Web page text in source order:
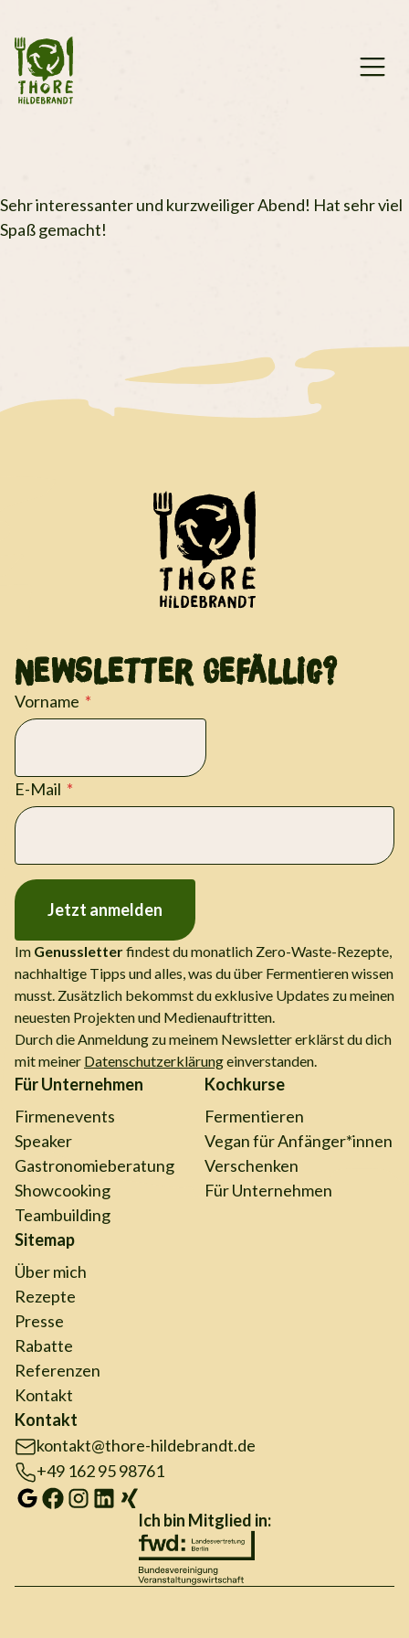
Inhalt
springen
Sehr interessanter und kurzweiliger Abend! Hat sehr viel
Spaß gemacht!
Newsletter Gefällig?
Vorname
E-Mail
Jetzt anmelden
Im Genussletterfindest du monatlich Zero-Waste-Rezepte,
nachhaltige Tipps und alles, was du über Fermentieren wissen
musst. Zusätzlich bekommst du exklusive Updates zu meinen
neuesten Projekten und Medienauftritten.
Durch die Anmeldung zu meinem Newsletter erklärst du dich
mit meiner Datenschutzerklärungeinverstanden.
Für Unternehmen
Firmenevents
Speaker
Gastronomieberatung
Showcooking
Teambuilding
Kochkurse
Fermentieren
Vegan für Anfänger*innen
Verschenken
Für Unternehmen
Sitemap
Über mich
Rezepte
Presse
Rabatte
Referenzen
Kontakt
Kontakt
kontakt@thore-hildebrandt.de
+49 162 95 98761
Ich bin Mitglied in: